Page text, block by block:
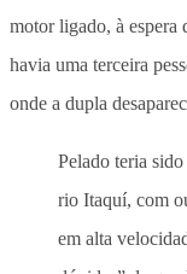
motor ligado, à espera
havia uma terceira
onde a dupla
Pelado teria
rio Itaquí, com
em alta